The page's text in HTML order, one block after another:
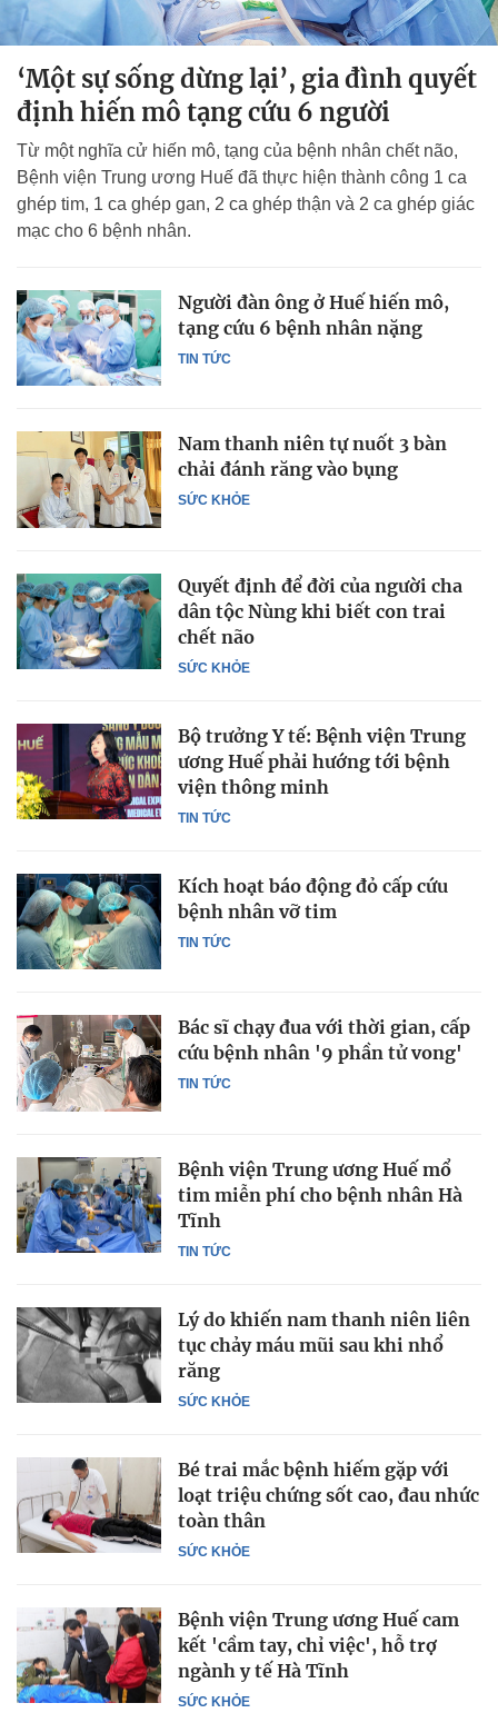
‘Một sự sống dừng lại’, gia đình quyết
định hiến mô tạng cứu 6 người
Từ một nghĩa cử hiến mô, tạng của bệnh nhân chết não,
Bệnh viện Trung ương Huế đã thực hiện thành công 1 ca
ghép tim, 1 ca ghép gan, 2 ca ghép thận và 2 ca ghép giác
mạc cho 6 bệnh nhân.
TIN TỨC
Người đàn ông ở Huế hiến mô,
tạng cứu 6 bệnh nhân nặng
SỨC KHỎE
Nam thanh niên tự nuốt 3 bàn
chải đánh răng vào bụng
SỨC KHỎE
Quyết định để đời của người cha
dân tộc Nùng khi biết con trai
chết não
TIN TỨC
Bộ trưởng Y tế: Bệnh viện Trung
ương Huế phải hướng tới bệnh
viện thông minh
TIN TỨC
Kích hoạt báo động đỏ cấp cứu
bệnh nhân vỡ tim
TIN TỨC
Bác sĩ chạy đua với thời gian, cấp
cứu bệnh nhân '9 phần tử vong'
TIN TỨC
Bệnh viện Trung ương Huế mổ
tim miễn phí cho bệnh nhân Hà
Tĩnh
SỨC KHỎE
Lý do khiến nam thanh niên liên
tục chảy máu mũi sau khi nhổ
răng
SỨC KHỎE
Bé trai mắc bệnh hiếm gặp với
loạt triệu chứng sốt cao, đau nhức
toàn thân
SỨC KHỎE
Bệnh viện Trung ương Huế cam
kết 'cầm tay, chỉ việc', hỗ trợ
ngành y tế Hà Tĩnh